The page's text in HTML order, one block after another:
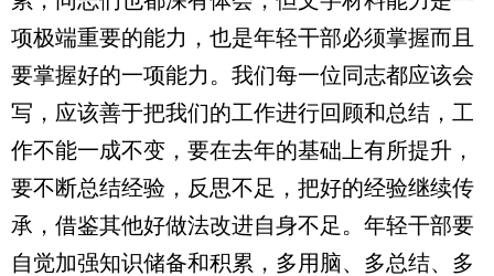
项极端重要的能力，也是年轻干部必须掌握而且
要掌握好的一项能力。我们每一位同志都应该会
写，应该善于把我们的工作进行回顾和总结，工
作不能一成不变，要在去年的基础上有所提升，
要不断总结经验，反思不足，把好的经验继续传
承，借鉴其他好做法改进自身不足。年轻干部要
自觉加强知识储备和积累，多用脑、多总结、多